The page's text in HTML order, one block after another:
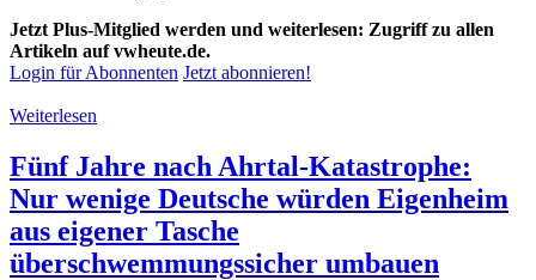
Jetzt Plus-Mitglied werden und weiterlesen: Zugriff zu allen
Artikeln auf vwheute.de.
Login für Abonnenten Jetzt abonnieren!
Weiterlesen
Fünf Jahre nach Ahrtal-Katastrophe:
Nur wenige Deutsche würden Eigenheim
aus eigener Tasche
überschwemmungssicher umbauen